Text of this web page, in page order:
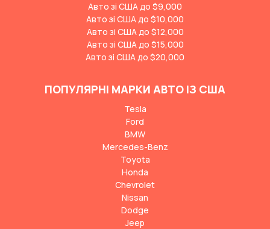
Авто зі США до $9,000
Авто зі США до $10,000
Авто зі США до $12,000
Авто зі США до $15,000
Авто зі США до $20,000
ПОПУЛЯРНІ МАРКИ АВТО ІЗ США
Tesla
Ford
BMW
Mercedes-Benz
Toyota
Honda
Chevrolet
Nissan
Dodge
Jeep